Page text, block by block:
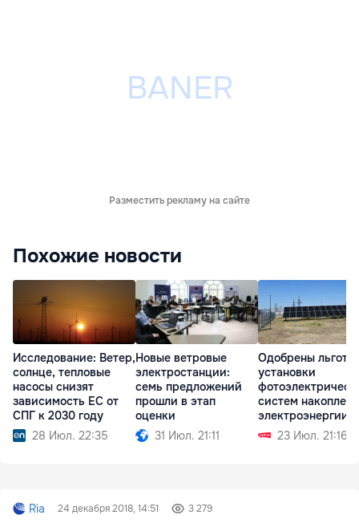
Разместить рекламу на сайте
Похожие новости
Исследование: Ветер,
солнце, тепловые
насосы снизят
зависимость ЕС от
СПГ к 2030 году
28 Июл. 22:35
Новые ветровые
электростанции:
семь предложений
прошли в этап
оценки
31 Июл. 21:11
Одобрены льготы
установки
систем
электроэнергии
23 Июл. 21:16
Ria 24 декабря 2018, 14:51 3 279